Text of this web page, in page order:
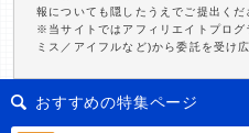
報についても隠したうえでご提出くだ
※当サイトではアフィリエイトプロ
ミス／アイフルなど)から委託を受け
おすすめの特集ページ